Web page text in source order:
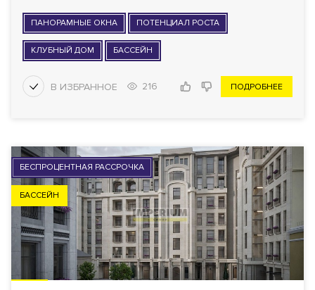
ПАНОРАМНЫЕ ОКНА ПОТЕНЦИАЛ РОСТА
КЛУБНЫЙ ДОМ БАССЕЙН
216 ПОДРОБНЕЕ
БЕСПРОЦЕНТНАЯ РАССРОЧКА
БАССЕЙН